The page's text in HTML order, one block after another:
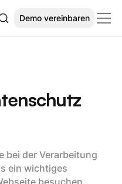
Demo vereinbaren
bei der Verarbeitung
ein wichtiges
besuchen,